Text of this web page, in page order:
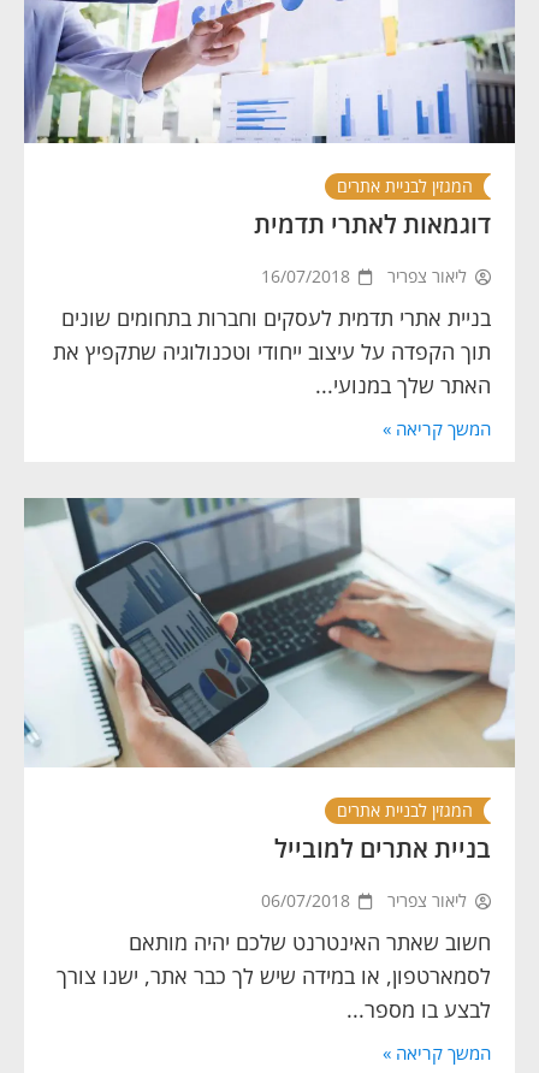
המגזין לבניית אתרים
דוגמאות לאתרי תדמית
ליאור צפריר 16/07/2018
בניית אתרי תדמית לעסקים וחברות בתחומים שונים
תוך הקפדה על עיצוב ייחודי וטכנולוגיה שתקפיץ את
האתר שלך במנועי...
המשך קריאה »
המגזין לבניית אתרים
בניית אתרים למובייל
ליאור צפריר 06/07/2018
חשוב שאתר האינטרנט שלכם יהיה מותאם
לסמארטפון, או במידה שיש לך כבר אתר, ישנו צורך
לבצע בו מספר...
המשך קריאה »